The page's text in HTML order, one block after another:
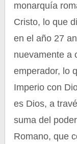
monarquía
Cristo, lo que
en el año 27
nuevamente a
emperador, lo
Imperio con
es Dios, a
suma del
Romano, que